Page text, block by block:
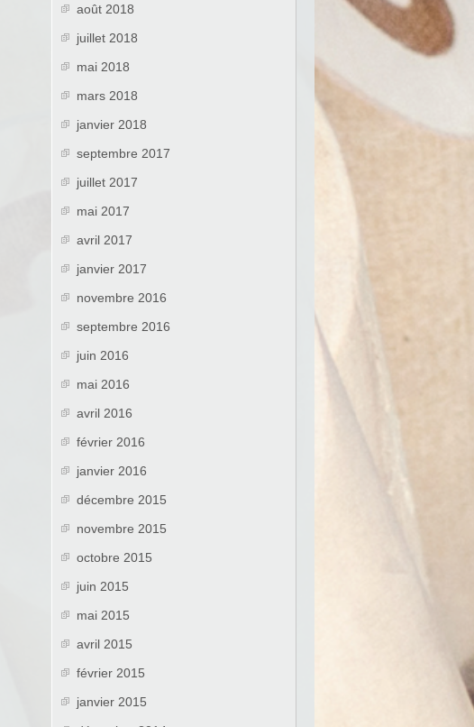
août 2018
juillet 2018
mai 2018
mars 2018
janvier 2018
septembre 2017
juillet 2017
mai 2017
avril 2017
janvier 2017
novembre 2016
septembre 2016
juin 2016
mai 2016
avril 2016
février 2016
janvier 2016
décembre 2015
novembre 2015
octobre 2015
juin 2015
mai 2015
avril 2015
février 2015
janvier 2015